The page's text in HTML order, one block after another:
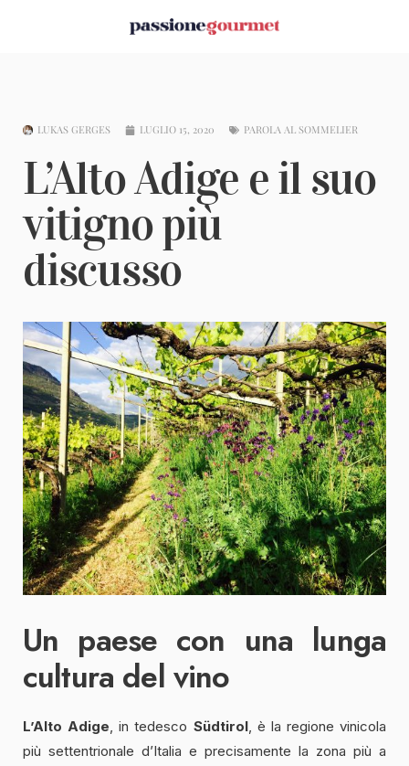
LUKAS GERGES LUGLIO 15, 2020 PAROLA AL SOMMELIER
L’Alto Adige e il suo
vitigno più
discusso
Un paese con una lunga
cultura del vino
L’Alto Adige, in tedesco Südtirol, è la regione vinicola
più settentrionale d’Italia e precisamente la zona più a